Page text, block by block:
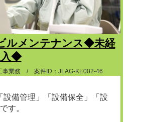
ルメンテナンス◆未経
入◆
事業務 / 案件ID：JLAG-KE002-46
備管理」「設備保全」「設
す。